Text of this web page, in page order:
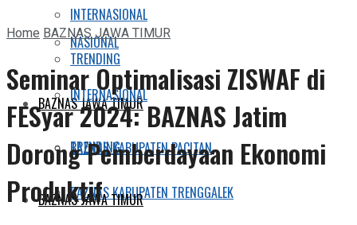
INTERNASIONAL
TRENDING
BAZNAS JAWA TIMUR
BAZNAS KABUPATEN PACITAN
BAZNAS KABUPATEN TRENGGALEK
NASIONAL
INTERNASIONAL
TRENDING
BAZNAS JAWA TIMUR
HomeBAZNAS JAWA TIMUR
Seminar Optimalisasi ZISWAF di
FESyar 2024: BAZNAS Jatim
Dorong Pemberdayaan Ekonomi
Produktif